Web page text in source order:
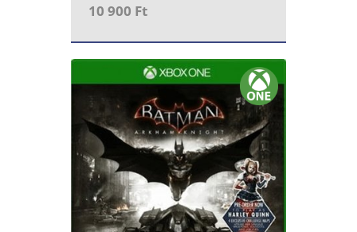
10 900 Ft